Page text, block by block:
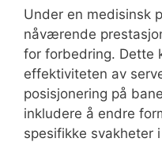
Under en medisinsk
nåværende
for forbedring. Dette
effektiviteten av
posisjonering på
inkludere å endre
spesifikke svakheter